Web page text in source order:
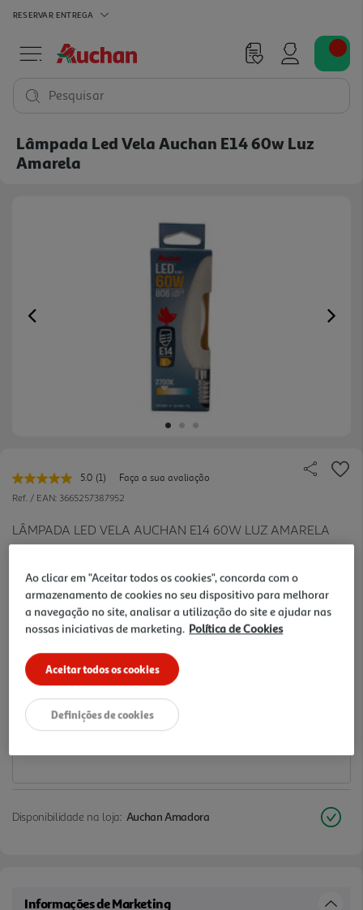
RESERVAR ENTREGA
Pesquisar
Lâmpada Led Vela Auchan E14 60w Luz
Amarela
Previous
5.0 Leu
uma
Link
para
a
página.
(1)
Faça a sua avaliação
Ref. / EAN: 3665257387952
LÂMPADA LED VELA AUCHAN E14 60W LUZ AMARELA
4.19 €/un
4,19 €
Notas de preparação
Disponibilidade na loja: Auchan Amadora
Informações de Marketing
Ao clicar em "Aceitar todos os cookies", concorda com o
armazenamento de cookies no seu dispositivo para melhorar
a navegação no site, analisar a utilização do site e ajudar nas
nossas iniciativas de marketing. Política de Cookies
Aceitar todos os cookies
Definições de cookies